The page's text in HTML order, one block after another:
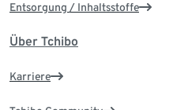
Entsorgung / Inhaltsstoffe
Über Tchibo
Karriere